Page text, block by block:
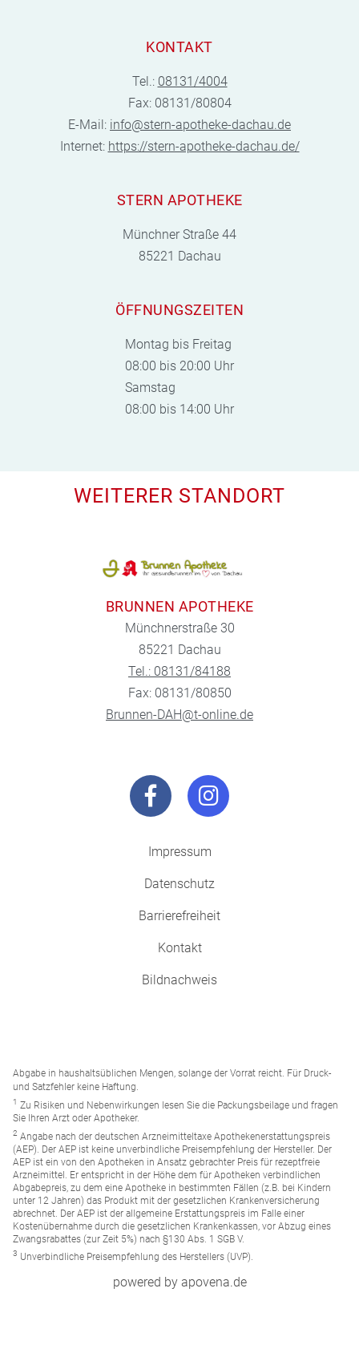
KONTAKT
Tel.: 08131/4004
Fax: 08131/80804
E-Mail: info@stern-apotheke-dachau.de
Internet: https://stern-apotheke-dachau.de/
STERN APOTHEKE
Münchner Straße 44
85221 Dachau
ÖFFNUNGSZEITEN
Montag bis Freitag
08:00 bis 20:00 Uhr
Samstag
08:00 bis 14:00 Uhr
WEITERER STANDORT
BRUNNEN APOTHEKE
Münchnerstraße 30
85221 Dachau
Tel.: 08131/84188
Fax: 08131/80850
Brunnen-DAH@t-online.de
Impressum
Datenschutz
Barrierefreiheit
Kontakt
Bildnachweis
Abgabe in haushaltsüblichen Mengen, solange der Vorrat reicht. Für Druck-
und Satzfehler keine Haftung.
1 Zu Risiken und Nebenwirkungen lesen Sie die Packungsbeilage und fragen
Sie Ihren Arzt oder Apotheker.
2 Angabe nach der deutschen Arzneimitteltaxe Apothekenerstattungspreis
(AEP). Der AEP ist keine unverbindliche Preisempfehlung der Hersteller. Der
AEP ist ein von den Apotheken in Ansatz gebrachter Preis für rezeptfreie
Arzneimittel. Er entspricht in der Höhe dem für Apotheken verbindlichen
Abgabepreis, zu dem eine Apotheke in bestimmten Fällen (z.B. bei Kindern
unter 12 Jahren) das Produkt mit der gesetzlichen Krankenversicherung
abrechnet. Der AEP ist der allgemeine Erstattungspreis im Falle einer
Kostenübernahme durch die gesetzlichen Krankenkassen, vor Abzug eines
Zwangsrabattes (zur Zeit 5%) nach §130 Abs. 1 SGB V.
3 Unverbindliche Preisempfehlung des Herstellers (UVP).
powered by apovena.de